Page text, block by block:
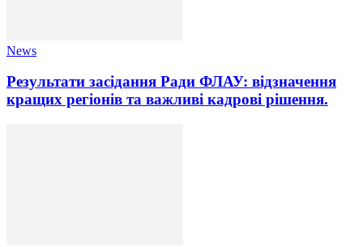
News
Результати засідання Ради ФЛАУ: відзначення
кращих регіонів та важливі кадрові рішення.